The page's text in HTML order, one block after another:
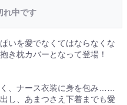
れ中です
いを愛でなくてはならなくな
き枕カバーとなって登場！
、ナース衣装に身を包み……
し、あまつさえ下着までも愛